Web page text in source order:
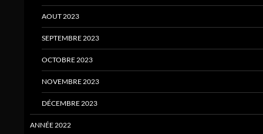
AOUT 2023
SEPTEMBRE 2023
OCTOBRE 2023
NOVEMBRE 2023
DÉCEMBRE 2023
ANNÉE 2022